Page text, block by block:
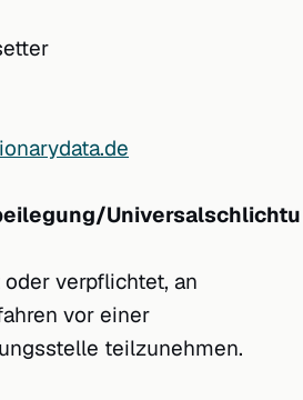
Universalschlichtu
verpflichtet, an
vor einer
teilzunehmen.